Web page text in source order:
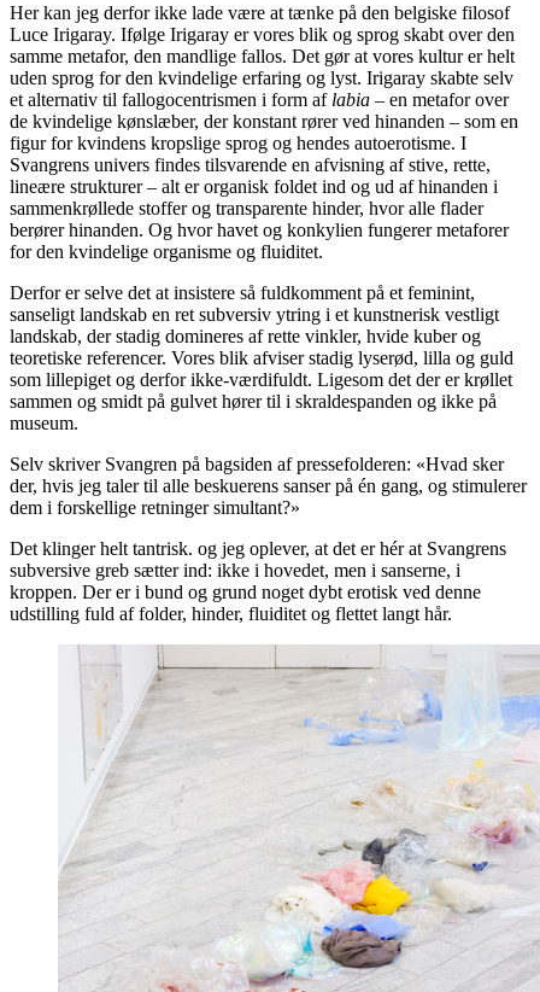
Her kan jeg derfor ikke lade være at tænke på den belgiske filosof
Luce Irigaray. Ifølge Irigaray er vores blik og sprog skabt over den
samme metafor, den mandlige fallos. Det gør at vores kultur er helt
uden sprog for den kvindelige erfaring og lyst. Irigaray skabte selv
et alternativ til fallogocentrismen i form af labia – en metafor over
de kvindelige kønslæber, der konstant rører ved hinanden – som en
figur for kvindens kropslige sprog og hendes autoerotisme. I
Svangrens univers findes tilsvarende en afvisning af stive, rette,
lineære strukturer – alt er organisk foldet ind og ud af hinanden i
sammenkrøllede stoffer og transparente hinder, hvor alle flader
berører hinanden. Og hvor havet og konkylien fungerer metaforer
for den kvindelige organisme og fluiditet.
Derfor er selve det at insistere så fuldkomment på et feminint,
sanseligt landskab en ret subversiv ytring i et kunstnerisk vestligt
landskab, der stadig domineres af rette vinkler, hvide kuber og
teoretiske referencer. Vores blik afviser stadig lyserød, lilla og guld
som lillepiget og derfor ikke-værdifuldt. Ligesom det der er krøllet
sammen og smidt på gulvet hører til i skraldespanden og ikke på
museum.
Selv skriver Svangren på bagsiden af pressefolderen: «Hvad sker
der, hvis jeg taler til alle beskuerens sanser på én gang, og stimulerer
dem i forskellige retninger simultant?»
Det klinger helt tantrisk. og jeg oplever, at det er hér at Svangrens
subversive greb sætter ind: ikke i hovedet, men i sanserne, i
kroppen. Der er i bund og grund noget dybt erotisk ved denne
udstilling fuld af folder, hinder, fluiditet og flettet langt hår.